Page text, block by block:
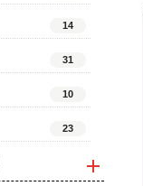
14
31
10
23